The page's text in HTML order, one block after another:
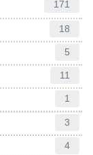
171
18
5
11
1
3
4